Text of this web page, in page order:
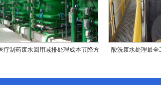
疗制药废水回用减排处理成本节降方
酸洗废水处理最